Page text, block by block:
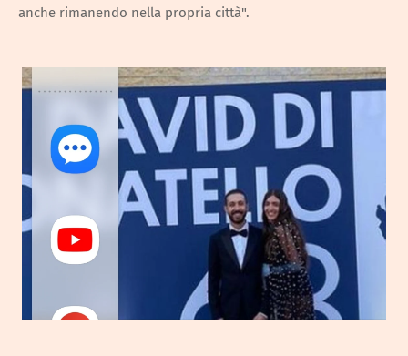
anche rimanendo nella propria città".